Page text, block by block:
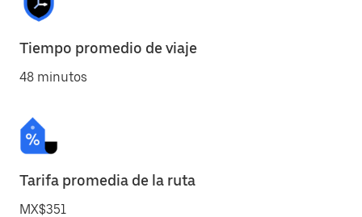
Tiempo promedio de viaje
48 minutos
Tarifa promedia de la ruta
MX$351